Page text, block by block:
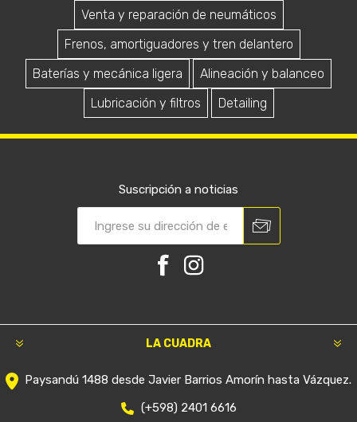
Venta y reparación de neumáticos
Frenos, amortiguadores y tren delantero
Baterías y mecánica ligera
Alineación y balanceo
Lubricación y filtros
Detailing
Suscripción a noticias
LA CUADRA
Paysandú 1488 desde Javier Barrios Amorín hasta Vázquez.
(+598) 2401 6616